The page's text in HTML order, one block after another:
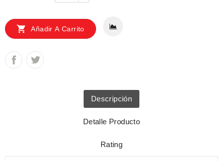
 Añadir A Carrito
Descripción
Detalle Producto
Rating